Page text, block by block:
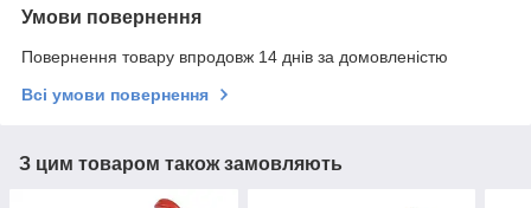
Умови повернення
Повернення товару впродовж 14 днів за домовленістю
Всі умови повернення
З цим товаром також замовляють